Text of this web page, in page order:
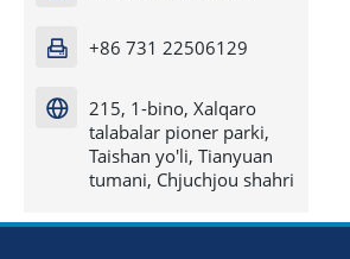
 +86 731 22506129

215, 1-bino, Xalqaro
talabalar pioner parki,
Taishan yo'li, Tianyuan
tumani, Chjuchjou shahri